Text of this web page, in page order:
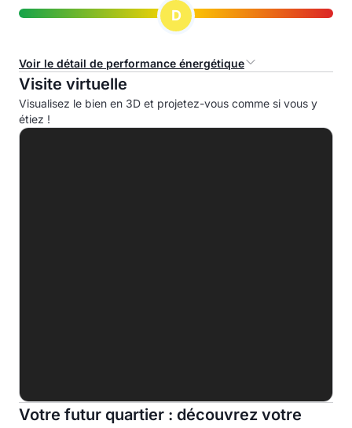
D
Voir le détail de performance énergétique
Consommation d'énergie primaire (CEP)
A
C
Visite virtuelle
Visualisez le bien en 3D et projetez-vous comme si vous y
étiez !
Votre futur quartier : découvrez votre